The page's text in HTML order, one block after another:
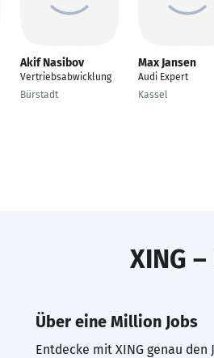
Akif Nasibov
Vertriebsabwicklung
Bürstadt
Max Jansen
Audi Expert
Kassel
XING
Über eine Million Jobs
Entdecke mit XING genau